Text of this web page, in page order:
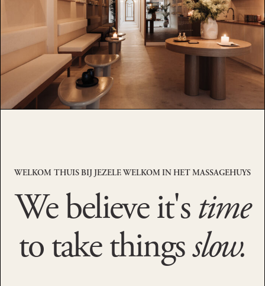
WELKOM THUIS BIJ JEZELF. WELKOM IN HET MASSAGEHUYS
We believe it'stime
to take thingsslow.